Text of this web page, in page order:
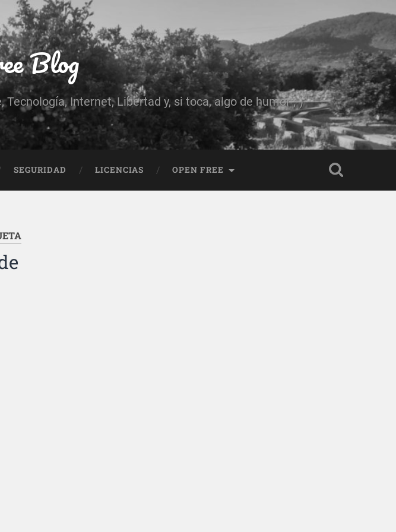
Blog
Internet, Libertad y, si toca, algo de humor ;-)
SEGURIDAD LICENCIAS OPEN FREE